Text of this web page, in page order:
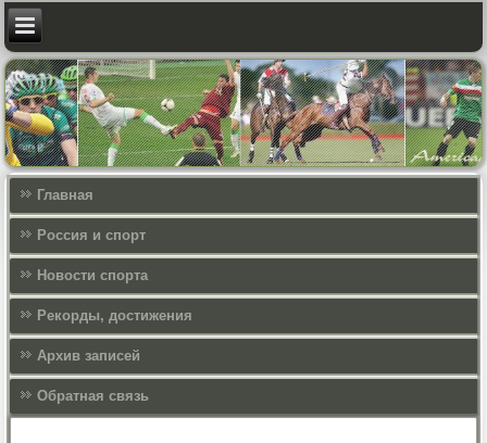
Главная
Россия и спорт
Новости спорта
Рекорды, достижения
Архив записей
Обратная связь